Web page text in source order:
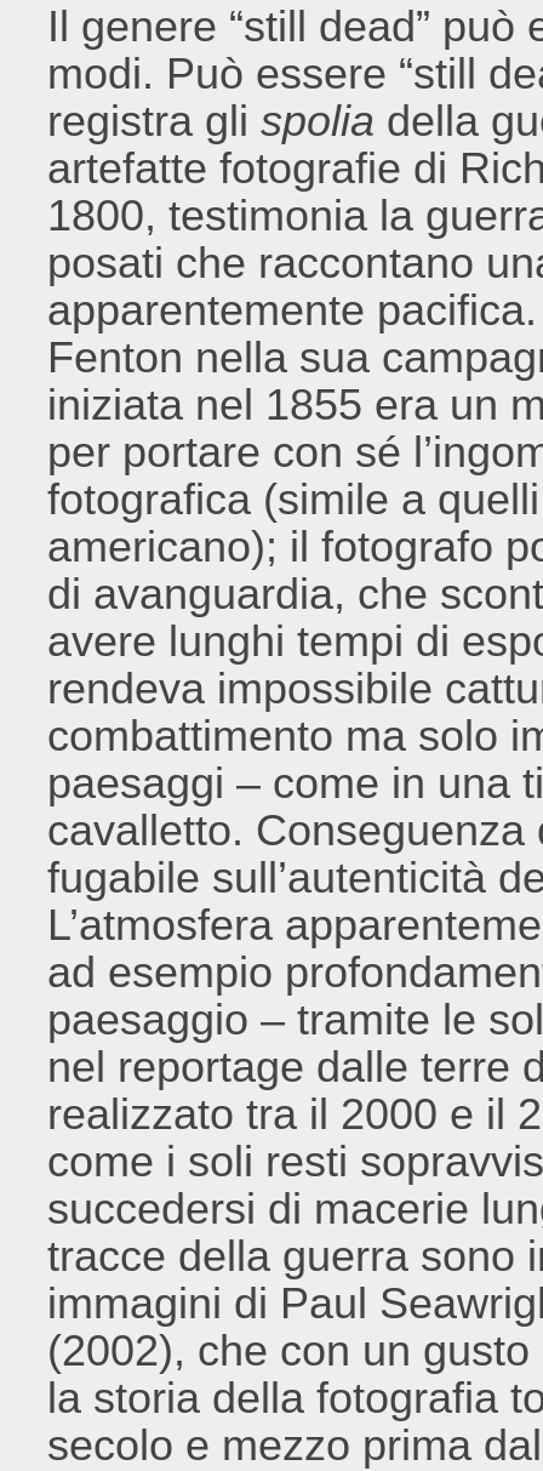
Il genere “still dead”
modi. Può essere “still
registra glispolia della
artefatte fotografie di
1800, testimonia la
posati che raccontano
apparentemente
Fenton nella sua
iniziata nel 1855 era un
per portare con sé
fotografica (simile a
americano); il fotografo
di avanguardia, che
avere lunghi tempi di
rendeva impossibile
combattimento ma solo
paesaggi – come in una
cavalletto.
fugabile sull’autenticità
L’atmosfera
ad esempio
paesaggio – tramite le
nel reportage dalle terre
realizzato tra il 2000 e il
come i soli resti
succedersi di macerie
tracce della guerra sono
immagini di Paul
(2002), che con un
la storia della fotografia
secolo e mezzo prima